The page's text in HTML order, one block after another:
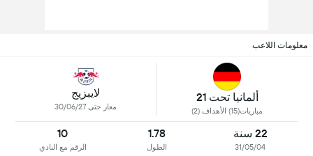
معلومات اللاعب
ألمانيا تحت 21
مباريات(15) الأهداف (2)
لايبزيج
معار حتى 30/06/27
22 سنة
31/05/04
1.78
الطول
10
الرقم مع النادي